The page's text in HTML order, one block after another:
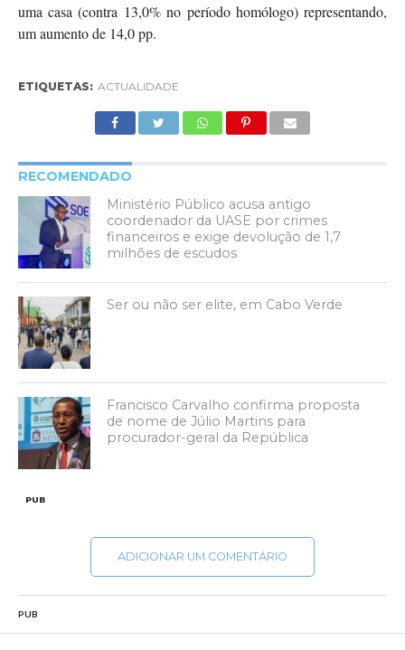
uma casa (contra 13,0% no período homólogo) representando,
um aumento de 14,0 pp.
ETIQUETAS: ACTUALIDADE
RECOMENDADO
Ministério Público acusa antigo
coordenador da UASE por crimes
financeiros e exige devolução de 1,7
milhões de escudos
Ser ou não ser elite, em Cabo Verde
Francisco Carvalho confirma proposta
de nome de Júlio Martins para
procurador-geral da República
PUB
ADICIONAR UM COMENTÁRIO
PUB